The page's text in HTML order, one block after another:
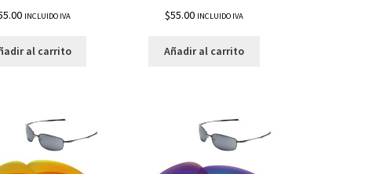
INCLUIDO IVA
al carrito
$55.00 INCLUIDO IVA
Añadir al carrito